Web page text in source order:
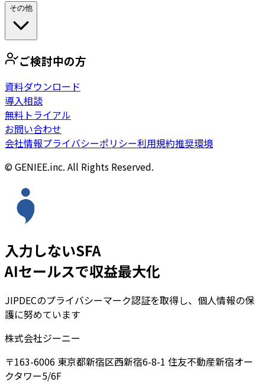
その他
ご検討中の方
資料ダウンロード
導入相談
無料トライアル
お問い合わせ
会社情報プライバシーポリシー利用規約推奨環境
© GENIEE.inc. All Rights Reserved.
入力しないSFA
AIセールスで収益最大化
JIPDECのプライバシーマーク認証を取得し、個人情報の保
護に努めています
株式会社ジーニー
〒163-6006 東京都新宿区西新宿6-8-1 住友不動産新宿オー
クタワー5/6F